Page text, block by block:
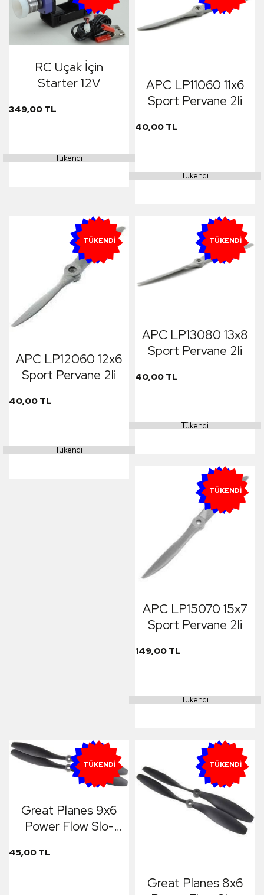
RC Uçak İçin
Starter 12V
349,00 TL
Tükendi
APC LP11060 11x6
Sport Pervane 2li
40,00 TL
Tükendi
YENI
TÜKENDI
APC LP12060 12x6
Sport Pervane 2li
40,00 TL
Tükendi
YENI
TÜKENDI
APC LP13080 13x8
Sport Pervane 2li
40,00 TL
Tükendi
YENI
TÜKENDI
APC LP15070 15x7
Sport Pervane 2li
149,00 TL
Tükendi
YENI
TÜKENDI
Great Planes 9x6
Power Flow Slo-
45,00 TL
YENI
TÜKENDI
Great Planes 8x6